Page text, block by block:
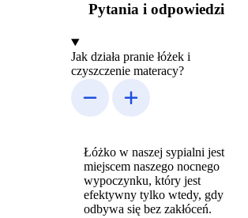
Pytania i odpowiedzi
Jak działa pranie łóżek i
czyszczenie materacy?
Łóżko w naszej sypialni jest
miejscem naszego nocnego
wypoczynku, który jest
efektywny tylko wtedy, gdy
odbywa się bez zakłóceń.